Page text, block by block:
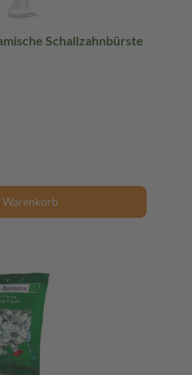
Schallzahnbürste
Warenkorb